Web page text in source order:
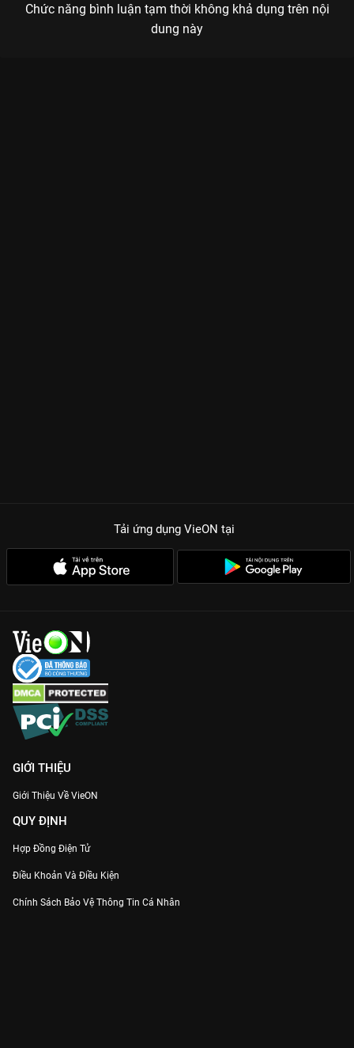
Chức năng bình luận tạm thời không khả dụng trên nội
dung này
Tải ứng dụng VieON tại
GIỚI THIỆU
Giới Thiệu Về VieON
QUY ĐỊNH
Hợp Đồng Điện Tử
Điều Khoản Và Điều Kiện
Chính Sách Bảo Vệ Thông Tin Cá Nhân